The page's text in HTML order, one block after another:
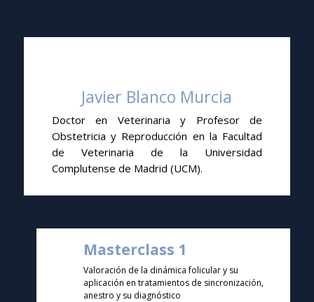
Javier Blanco Murcia
Doctor en Veterinaria y Profesor de
Obstetricia y Reproducción en la Facultad
de Veterinaria de la Universidad
Complutense de Madrid (UCM).
Masterclass 1
Valoración de la dinámica folicular y su
aplicación en tratamientos de sincronización,
anestro y su diagnóstico